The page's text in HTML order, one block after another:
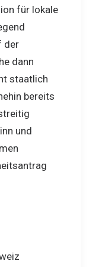
für lokale
der
dann
staatlich
bereits
und